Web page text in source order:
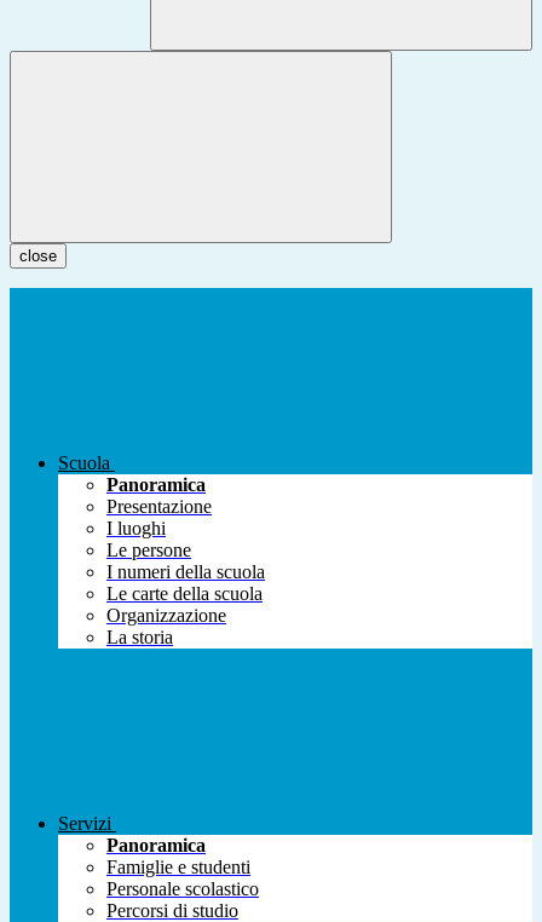
close
Scuola
Panoramica
Presentazione
I luoghi
Le persone
I numeri della scuola
Le carte della scuola
Organizzazione
La storia
Servizi
Panoramica
Famiglie e studenti
Personale scolastico
Percorsi di studio